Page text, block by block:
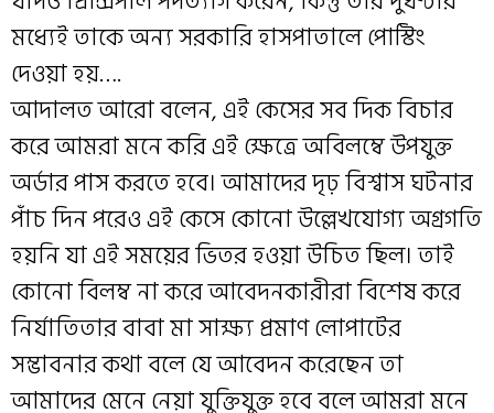
মধ্যেই তাকে অন্য সরকারি হাসপাতালে পোস্টিং
দেওয়া হয়….
আদালত আরো বলেন, এই কেসের সব দিক বিচার
করে আমরা মনে করি এই ক্ষেত্রে অবিলম্বে উপযুক্ত
অর্ডার পাস করতে হবে। আমাদের দৃঢ় বিশ্বাস ঘটনার
পাঁচ দিন পরেও এই কেসে কোনো উল্লেখযোগ্য অগ্রগতি
হয়নি যা এই সময়ের ভিতর হওয়া উচিত ছিল। তাই
কোনো বিলম্ব না করে আবেদনকারীরা বিশেষ করে
নির্যাতিতার বাবা মা সাক্ষ্য প্রমাণ লোপাটের
সম্ভাবনার কথা বলে যে আবেদন করেছেন তা
আমাদের মেনে নেয়া যুক্তিযুক্ত হবে বলে আমরা মনে